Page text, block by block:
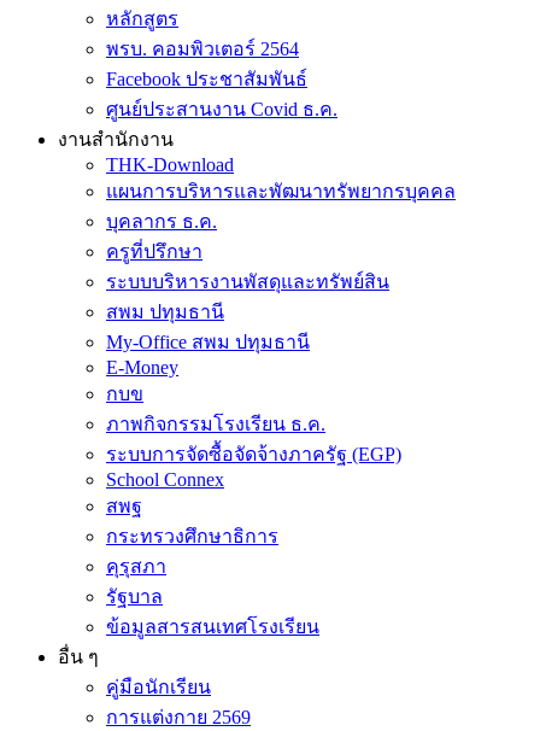
หลักสูตร
พรบ. คอมพิวเตอร์ 2564
Facebook ประชาสัมพันธ์
ศูนย์ประสานงาน Covid ธ.ค.
งานสำนักงาน
THK-Download
แผนการบริหารและพัฒนาทรัพยากรบุคคล
บุคลากร ธ.ค.
ครูที่ปรึกษา
ระบบบริหารงานพัสดุและทรัพย์สิน
สพม ปทุมธานี
My-Office สพม ปทุมธานี
E-Money
กบข
ภาพกิจกรรมโรงเรียน ธ.ค.
ระบบการจัดซื้อจัดจ้างภาครัฐ (EGP)
School Connex
สพฐ
กระทรวงศึกษาธิการ
คุรุสภา
รัฐบาล
ข้อมูลสารสนเทศโรงเรียน
อื่น ๆ
คู่มือนักเรียน
การแต่งกาย 2569